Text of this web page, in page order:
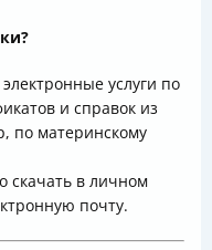
услуги по
и справок из
по материнскому
скачать в личном
почту.